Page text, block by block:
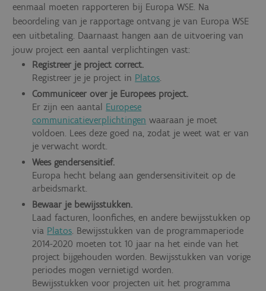
eenmaal moeten rapporteren bij Europa WSE. Na
beoordeling van je rapportage ontvang je van Europa WSE
een uitbetaling. Daarnaast hangen aan de uitvoering van
jouw project een aantal verplichtingen vast:
Registreer je project correct.
Registreer je je project in Platos.
Communiceer over je Europees project.
Er zijn een aantal Europese
communicatieverplichtingen waaraan je moet
voldoen. Lees deze goed na, zodat je weet wat er van
je verwacht wordt.
Wees gendersensitief.
Europa hecht belang aan gendersensitiviteit op de
arbeidsmarkt.
Bewaar je bewijsstukken.
Laad facturen, loonfiches, en andere bewijsstukken op
via Platos. Bewijsstukken van de programmaperiode
2014-2020 moeten tot 10 jaar na het einde van het
project bijgehouden worden. Bewijsstukken van vorige
periodes mogen vernietigd worden.
Bewijsstukken voor projecten uit het programma